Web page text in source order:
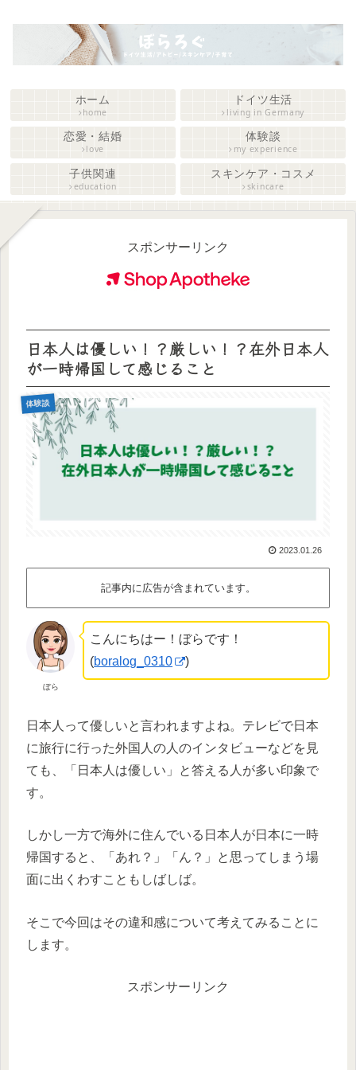
ホーム
home
ドイツ生活
living in Germany
恋愛・結婚
love
体験談
my experience
子供関連
education
スキンケア・コスメ
skincare
スポンサーリンク
日本人は優しい！？厳しい！？在外日本人
が一時帰国して感じること
体験談
2023.01.26
記事内に広告が含まれています。
ぼら
こんにちはー！ぼらです！
(boralog_0310 )
日本人って優しいと言われますよね。テレビで日本
に旅行に行った外国人の人のインタビューなどを見
ても、「日本人は優しい」と答える人が多い印象で
す。
しかし一方で海外に住んでいる日本人が日本に一時
帰国すると、「あれ？」「ん？」と思ってしまう場
面に出くわすこともしばしば。
そこで今回はその違和感について考えてみることに
します。
スポンサーリンク